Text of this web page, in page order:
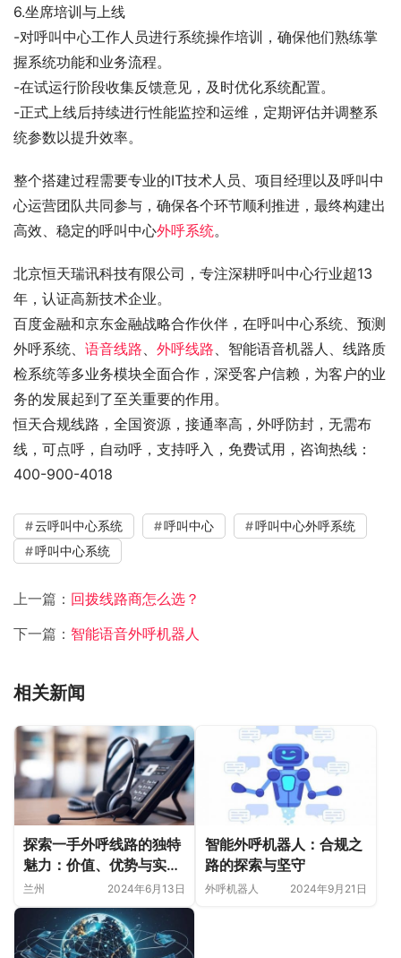
6.坐席培训与上线
-对呼叫中心工作人员进行系统操作培训，确保他们熟练掌
握系统功能和业务流程。
-在试运行阶段收集反馈意见，及时优化系统配置。
-正式上线后持续进行性能监控和运维，定期评估并调整系
统参数以提升效率。
整个搭建过程需要专业的IT技术人员、项目经理以及呼叫中
心运营团队共同参与，确保各个环节顺利推进，最终构建出
高效、稳定的呼叫中心外呼系统。
北京恒天瑞讯科技有限公司，专注深耕呼叫中心行业超13
年，认证高新技术企业。
百度金融和京东金融战略合作伙伴，在呼叫中心系统、预测
外呼系统、 语音线路 外呼线路 、智能语音机器人、线路质
检系统等多业务模块全面合作，深受客户信赖，为客户的业
务的发展起到了至关重要的作用。
恒天合规线路，全国资源，接通率高，外呼防封，无需布
线，可点呼，自动呼，支持呼入，免费试用，咨询热线：
400-900-4018
云呼叫中心系统 呼叫中心
呼叫中心外呼系统
呼叫中心系统
上一篇： 回拨线路商怎么选？
下一篇： 智能语音外呼机器人
相关新闻
探索一手外呼线路的独特
魅力：价值、优势与实战
应用
兰州 2024年6月13日
智能外呼机器人：合规之
路的探索与坚守
外呼机器人 2024年9月21日